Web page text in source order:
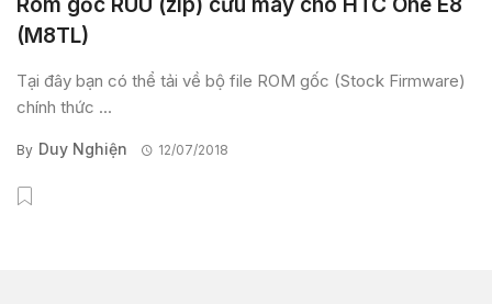
Rom gốc RUU (zip) cứu máy cho HTC One E8
(M8TL)
Tại đây bạn có thể tải về bộ file ROM gốc (Stock Firmware)
chính thức ...
By Duy Nghiện 12/07/2018